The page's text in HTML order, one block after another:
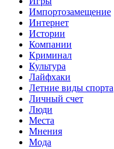
Импортозамещение
Интернет
Истории
Компании
Криминал
Культура
Лайфхаки
Летние виды спорта
Личный счет
Люди
Места
Мнения
Мода